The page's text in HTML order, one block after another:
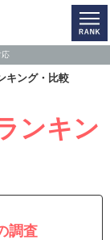
応
キング・比較
ンキン
調査